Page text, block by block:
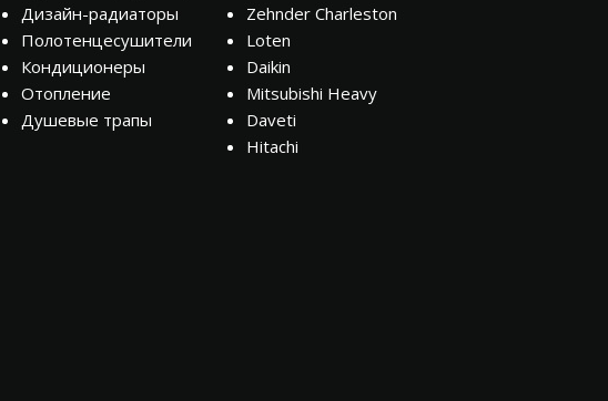
Дизайн-радиаторы
Полотенцесушители
Кондиционеры
Отопление
Душевые трапы
Zehnder Charleston
Loten
Daikin
Mitsubishi Heavy
Daveti
Hitachi